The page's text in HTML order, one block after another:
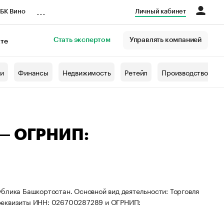
Вино Личный кабинет
Стать экспертом Управлять компанией
Финансы Недвижимость Ретейл Производство
— ОГРНИП:
Башкортостан. Основной вид деятельности: Торговля
ИНН: 026700287289 и ОГРНИП: